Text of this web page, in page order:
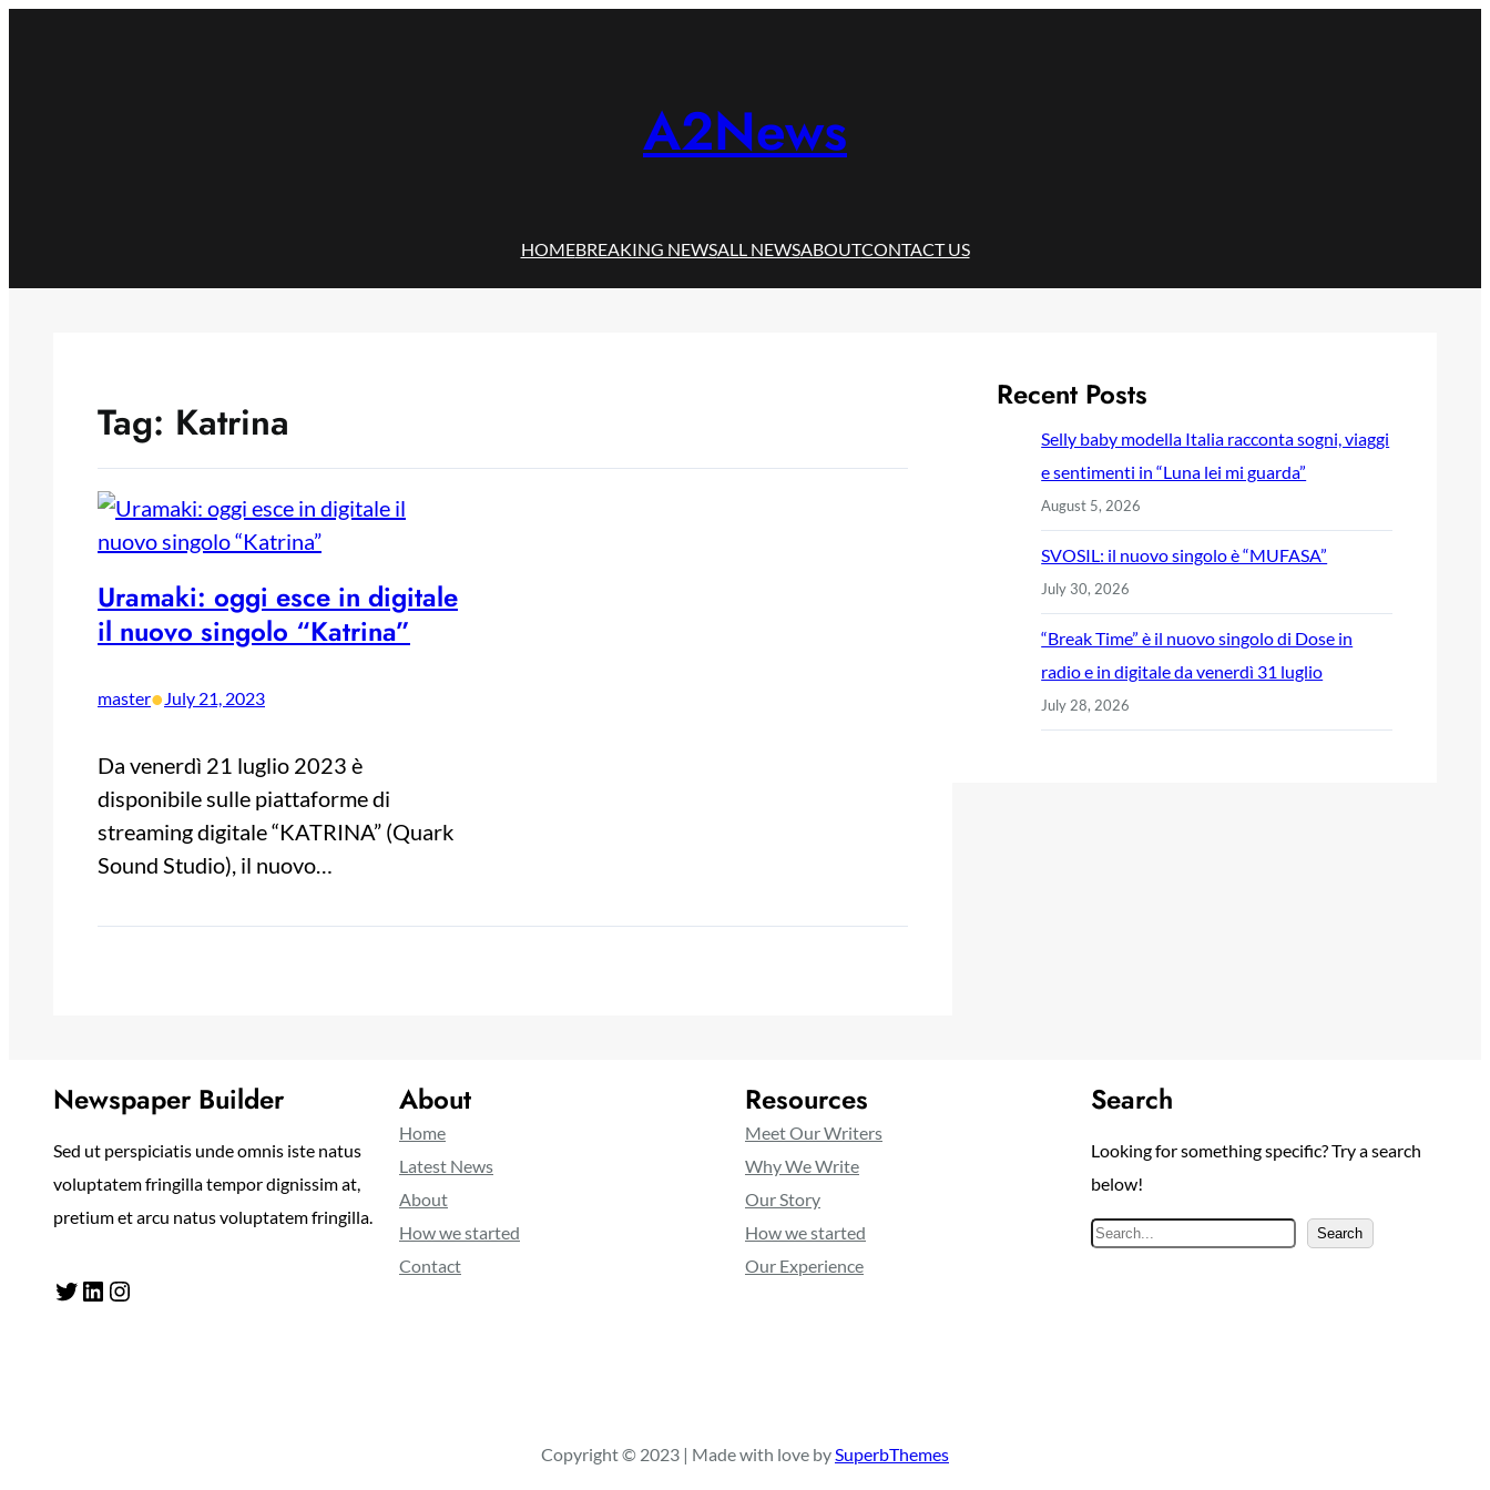
A2News
HOMEBREAKING NEWSALL NEWSABOUTCONTACT US
Tag: Katrina
Uramaki: oggi esce in digitale
il nuovo singolo “Katrina”
master•July 21, 2023
Da venerdì 21 luglio 2023 è
disponibile sulle piattaforme di
streaming digitale “KATRINA” (Quark
Sound Studio), il nuovo…
Recent Posts
Selly baby modella Italia racconta sogni, viaggi
e sentimenti in “Luna lei mi guarda”
August 5, 2026
SVOSIL: il nuovo singolo è “MUFASA”
July 30, 2026
“Break Time” è il nuovo singolo di Dose in
radio e in digitale da venerdì 31 luglio
July 28, 2026
Newspaper Builder
Sed ut perspiciatis unde omnis iste natus
voluptatem fringilla tempor dignissim at,
pretium et arcu natus voluptatem fringilla.
Twitter LinkedIn Instagram
About
Home
Latest News
About
How we started
Contact
Resources
Meet Our Writers
Why We Write
Our Story
How we started
Our Experience
Search
Looking for something specific? Try a search
below!
S
Search
Copyright © 2023 | Made with love bySuperbThemes